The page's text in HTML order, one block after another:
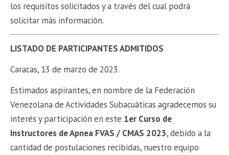
los requisitos solicitados y a través del cual podrá
solicitar más información.
LISTADO DE PARTICIPANTES ADMITIDOS
Caracas, 13 de marzo de 2023.
Estimados aspirantes, en nombre de la Federación
Venezolana de Actividades Subacuáticas agradecemos su
interés y participación en este 1er Curso de
Instructores de Apnea FVAS / CMAS 2023, debido a la
cantidad de postulaciones recibidas, nuestro equipo